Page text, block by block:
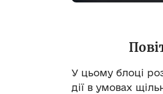
У цьому блоці
дії в умовах